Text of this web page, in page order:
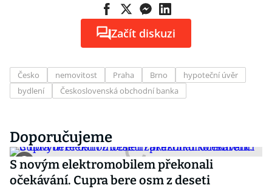
Začít diskuzi
Česko nemovitost Praha Brno
hypoteční úvěr
bydlení
Československá obchodní banka
Doporučujeme
S novým elektromobilem překonali
očekávání. Cupra bere osm z deseti